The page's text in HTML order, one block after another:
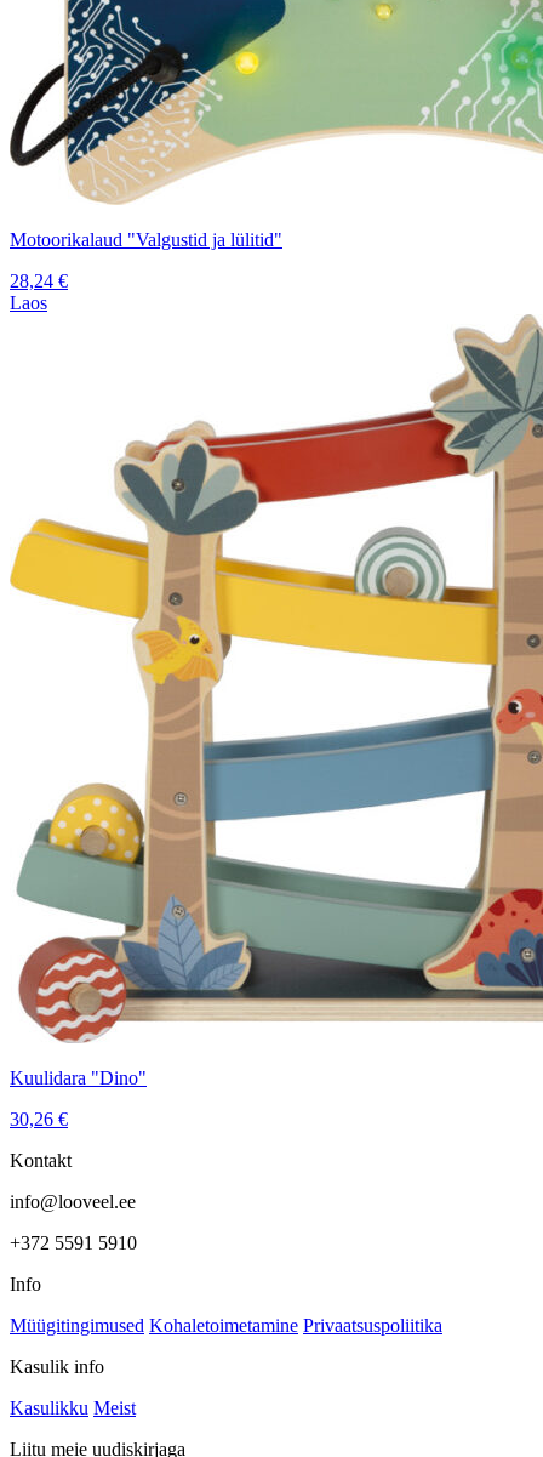
Motoorikalaud "Valgustid ja lülitid"
28,24 €
Laos
Kuulidara "Dino"
30,26 €
Kontakt
info@looveel.ee
+372 5591 5910
Info
Müügitingimused Kohaletoimetamine Privaatsuspoliitika
Kasulik info
Kasulikku Meist
Liitu meie uudiskirjaga